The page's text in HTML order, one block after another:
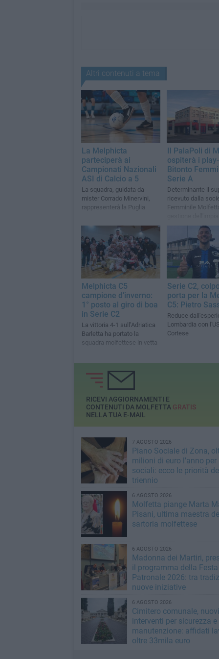
Altri contenuti a tema
La Melphicta
parteciperà ai
Campionati Nazionali
ASI di Calcio a 5
La squadra, guidata da
mister Corrado Minervini,
rappresenterà la Puglia
Il PalaPoli di
ospiterà i
Bitonto
Serie A
Determinante il
ricevuto dalla
Femminile
Melphicta C5
campione d’inverno:
1° posto al giro di boa
in Serie C2
La vittoria 4-1 sull’Adriatica
Barletta ha portato la
squadra molfettese in vetta
Serie C2,
porta per la
C5: Pietro
Reduce
Lombardia con
Cortese
RICEVI AGGIORNAMENTI E
CONTENUTI DA MOLFETTA GRATIS
NELLA TUA E-MAIL
7 AGOSTO 2026
Piano Sociale di Zona,
milioni di euro l'anno per
sociali: ecco le priorità
triennio
6 AGOSTO 2026
Molfetta piange Marta
Pisani, ultima maestra
sartoria molfettese
6 AGOSTO 2026
Madonna dei Martiri,
il programma della Festa
Patronale 2026: tra
nuove iniziative
6 AGOSTO 2026
Cimitero comunale, nuovi
interventi per sicurezza e
manutenzione: affidati
oltre 33mila euro